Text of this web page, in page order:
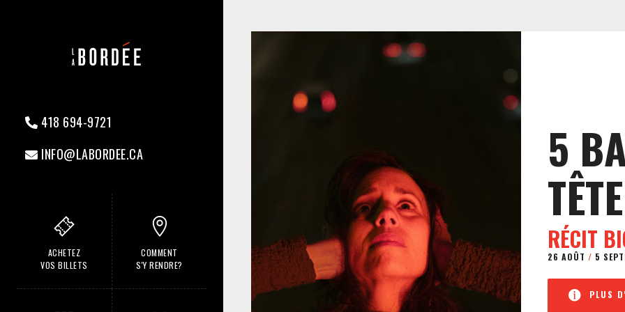
418 694-9721
INFO@LABORDEE.CA
ACHETEZ
VOS BILLETS
COMMENT
S'Y RENDRE?
5
TÊTE
RÉCIT
26 AOÛT / 5
PLUS